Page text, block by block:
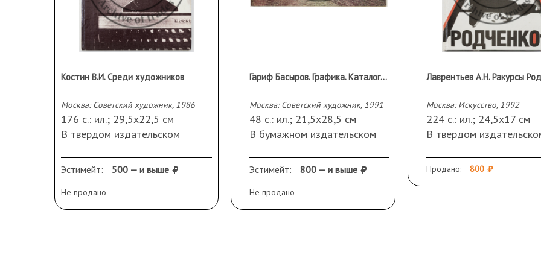
Костин В.И. Среди художников
Москва: Советский художник, 1986
176 с.: ил.; 29,5х22,5 см
В твердом издательском
Сохранность: потертости по
углам переплета; небольшой
надрыв в нижней части
корешка.
Эстимейт: 500 — и выше
Не продано
Гариф Басыров. Графика. Каталог выставки
Москва: Советский художник, 1991
48 с.: ил.; 21,5х28,5 см
В бумажном издательском
Сохранность: в хорошем
состоянии.
Эстимейт: 800 — и выше
Не продано
Лаврентьев А.Н. Ракурсы
Москва: Искусство, 1992
224 с.: ил.; 24,5х17 см
В твердом
Сохранность: в хорошем
Продано: 800